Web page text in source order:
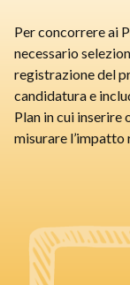
Per concorrere ai
necessario
registrazione del
candidatura e
Plan in cui
misurare l’impatto